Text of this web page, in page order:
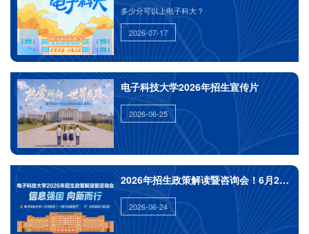
多少分可以上电子科大？
2026-07-17
电子科技大学2026年招生宣传片
2026-06-25
2026年招生政策解读暨咨询会！6月28日，
2026-06-24